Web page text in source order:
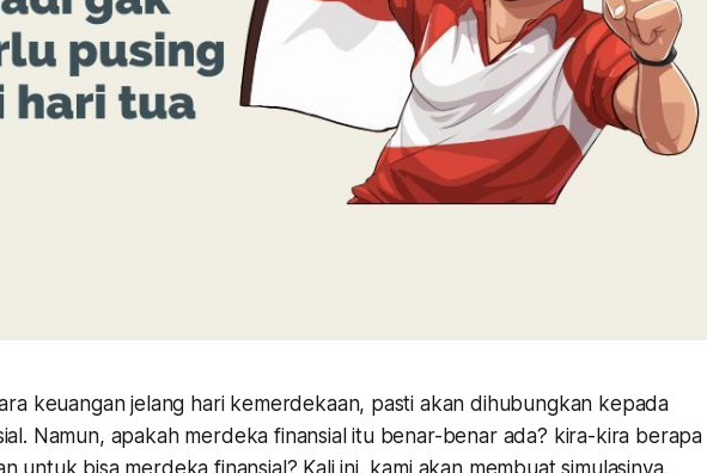
keuangan jelang hari kemerdekaan, pasti akan dihubungkan kepada
Namun, apakah merdeka finansial itu benar-benar ada? kira-kira berapa
untuk bisa merdeka finansial? Kali ini, kami akan membuat simulasinya.